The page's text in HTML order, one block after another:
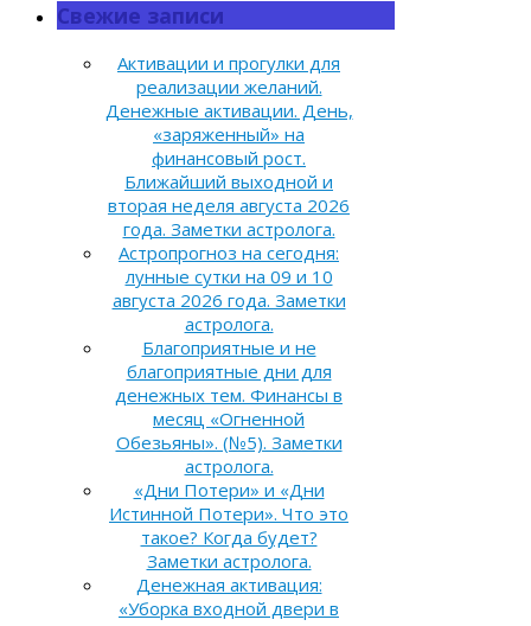
Свежие записи
Активации и прогулки для
реализации желаний.
Денежные активации. День,
«заряженный» на
финансовый рост.
Ближайший выходной и
вторая неделя августа 2026
года. Заметки астролога.
Астропрогноз на сегодня:
лунные сутки на 09 и 10
августа 2026 года. Заметки
астролога.
Благоприятные и не
благоприятные дни для
денежных тем. Финансы в
месяц «Огненной
Обезьяны». (№5). Заметки
астролога.
«Дни Потери» и «Дни
Истинной Потери». Что это
такое? Когда будет?
Заметки астролога.
Денежная активация:
«Уборка входной двери в